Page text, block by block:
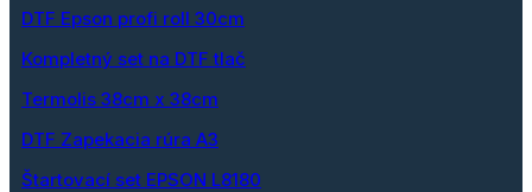
DTF Epson profi roll 30cm
Kompletný set na DTF tlač
Termolis 38cm x 38cm
DTF Zapekacia rúra A3
Štartovací set EPSON L8180